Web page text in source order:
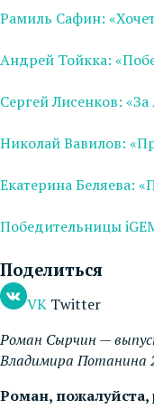
Рамиль Сафин:
Андрей Тойкка:
Сергей Лисенков:
Николай Вавилов:
Екатерина Беляева:
Победительницы
Поделиться
VK Twitter
Роман Сырчин —
Владимира Потанина
Роман,